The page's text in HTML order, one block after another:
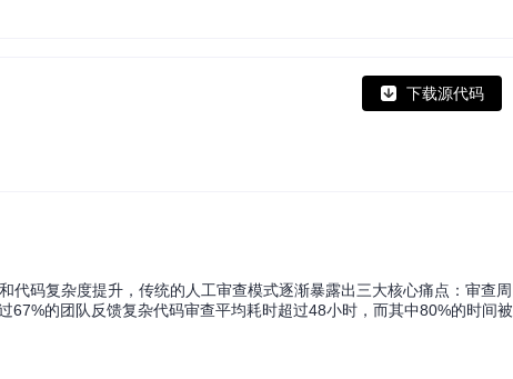
下载源代码
码复杂度提升，传统的人工审查模式逐渐暴露出三大核心痛点：审查周
的团队反馈复杂代码审查平均耗时超过48小时，而其中80%的时间被